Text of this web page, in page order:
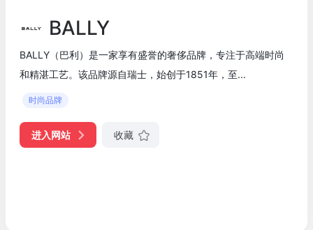
BALLY
BALLY（巴利）是一家享有盛誉的奢侈品牌，专注于高端时尚
和精湛工艺。该品牌源自瑞士，始创于1851年，至...
时尚品牌
进入网站 收藏